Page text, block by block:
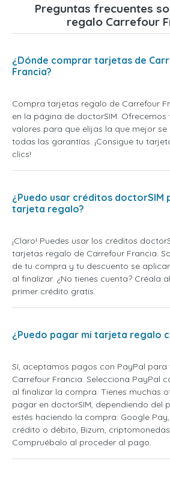
Preguntas frecuentes
regalo Carrefour
¿Dónde comprar tarjetas de
Francia?
Compra tarjetas regalo de Carrefour
en la página de doctorSIM.
valores para que elijas la que mejor
todas las garantías. ¡Consigue tu
clics!
¿Puedo usar créditos doctorSIM
tarjeta regalo?
¡Claro! Puedes usar los créditos
tarjetas regalo de Carrefour Francia.
de tu compra y tu descuento se
al finalizar. ¿No tienes cuenta? Créala
primer crédito gratis.
¿Puedo pagar mi tarjeta regalo
Sí, aceptamos pagos con PayPal
Carrefour Francia. Selecciona PayPal
al finalizar la compra. Tienes muchas
pagar en doctorSIM, dependiendo del
estés haciendo la compra: Google
crédito o débito, Bizum,
Compruébalo al proceder al pago.